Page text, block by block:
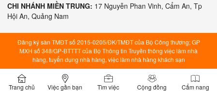
CHI NHÁNH MIỀN TRUNG: 17 Nguyễn Phan Vinh, Cẩm An, Tp
Hội An, Quảng Nam
Đăng ký sàn TMĐT số 2015-0205/ĐK/TMĐT của Bộ Công thương; GP
MXH số 348/GP-BTTTT của Bộ Thông tin Truyền thông việc làm nhà
hàng, tuyển dụng nhà hàng, việc làm nhà hàng khách sạn
Trang chủ Việc gần bạn Tìm việc Cộng đồng Cẩm nang